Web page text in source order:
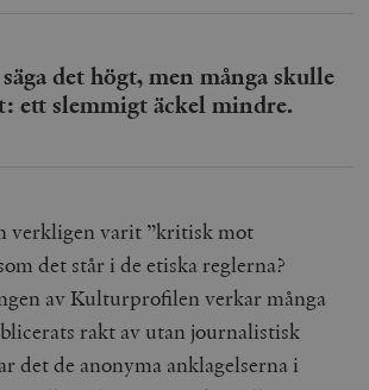
det högt, men många skulle
ett slemmigt äckel mindre.
verkligen varit ”kritisk mot
det står i de etiska reglerna?
av Kulturprofilen verkar många
rakt av utan journalistisk
det de anonyma anklagelserna i